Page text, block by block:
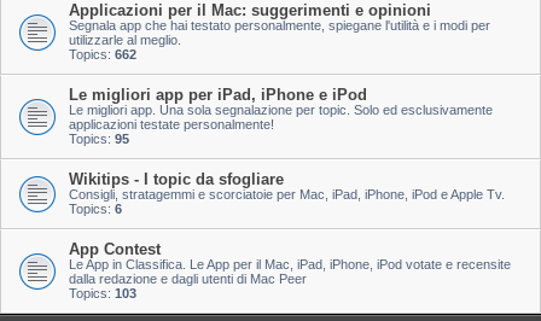
Applicazioni per il Mac: suggerimenti e opinioni
Segnala app che hai testato personalmente, spiegane l'utilità e i modi per
utilizzarle al meglio.
Topics: 662
Le migliori app per iPad, iPhone e iPod
Le migliori app. Una sola segnalazione per topic. Solo ed esclusivamente
applicazioni testate personalmente!
Topics: 95
Wikitips - I topic da sfogliare
Consigli, stratagemmi e scorciatoie per Mac, iPad, iPhone, iPod e Apple Tv.
Topics: 6
App Contest
Le App in Classifica. Le App per il Mac, iPad, iPhone, iPod votate e recensite
dalla redazione e dagli utenti di Mac Peer
Topics: 103